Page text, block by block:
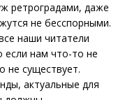
ретроградами, даже
не бесспорными.
наши читатели
если нам что-то не
не существует.
актуальные для